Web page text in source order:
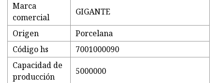
Marca
comercial
GIGANTE
Origen
Porcelana
Código hs
7001000090
Capacidad de
producción
5000000